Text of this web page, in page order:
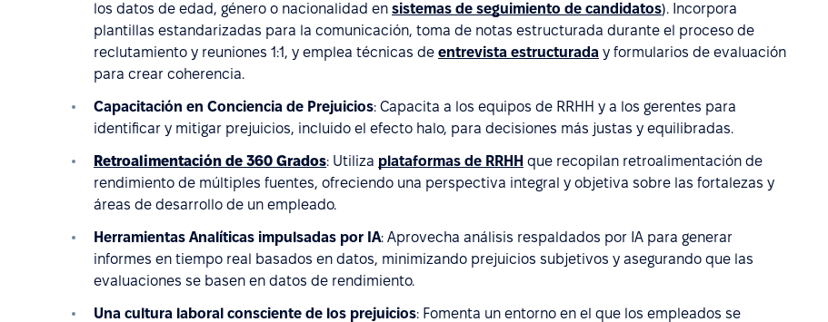
los datos de edad, género o nacionalidad en sistemas de seguimiento de candidatos). Incorpora
plantillas estandarizadas para la comunicación, toma de notas estructurada durante el proceso de
reclutamiento y reuniones 1:1, y emplea técnicas de entrevista estructurada y formularios de evaluación
para crear coherencia.
Capacitación en Conciencia de Prejuicios: Capacita a los equipos de RRHH y a los gerentes para
identificar y mitigar prejuicios, incluido el efecto halo, para decisiones más justas y equilibradas.
Retroalimentación de 360 Grados: Utiliza plataformas de RRHH que recopilan retroalimentación de
rendimiento de múltiples fuentes, ofreciendo una perspectiva integral y objetiva sobre las fortalezas y
áreas de desarrollo de un empleado.
Herramientas Analíticas impulsadas por IA: Aprovecha análisis respaldados por IA para generar
informes en tiempo real basados en datos, minimizando prejuicios subjetivos y asegurando que las
evaluaciones se basen en datos de rendimiento.
Una cultura laboral consciente de los prejuicios: Fomenta un entorno en el que los empleados se